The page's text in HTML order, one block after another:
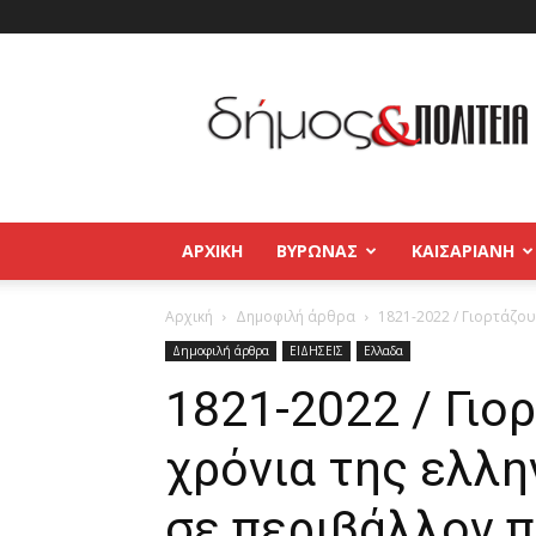
και
Πολιτεία
Βύρωνας
–
Παγκράτι
ΑΡΧΙΚΉ ΒΥΡΩΝΑΣ ΚΑΙΣΑΡΙΑΝΗ
Αρχική Δημοφιλή άρθρα 1821-2022 /
Δημοφιλή άρθρα ΕΙΔΗΣΕΙΣ Ελλαδα
1821-2022 /
χρόνια της